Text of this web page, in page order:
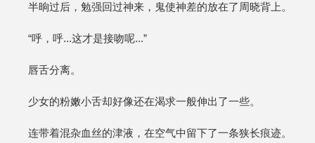
半晌过后，勉强回过神来，鬼使神差的放在了周晓背上。
“呼，呼...这才是接吻呢...”
唇舌分离。
少女的粉嫩小舌却好像还在渴求一般伸出了一些。
连带着混杂血丝的津液，在空气中留下了一条狭长痕迹。